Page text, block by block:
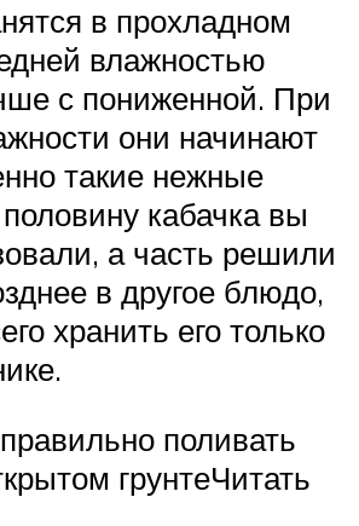
в прохладном
влажностью
с пониженной. При
они начинают
такие нежные
кабачка вы
а часть решили
в другое блюдо,
хранить его только
поливать
грунтеЧитать